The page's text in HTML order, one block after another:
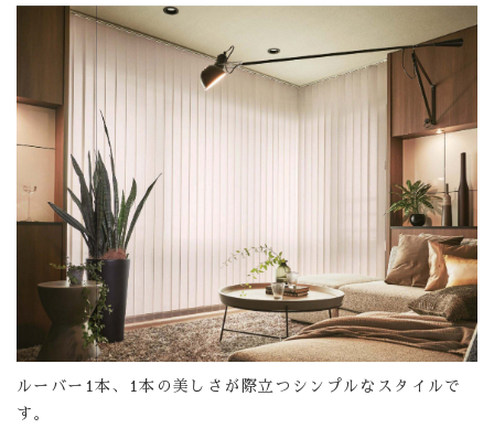
ルーバー1本、1本の美しさが際立つシンプルなスタイルで
す。